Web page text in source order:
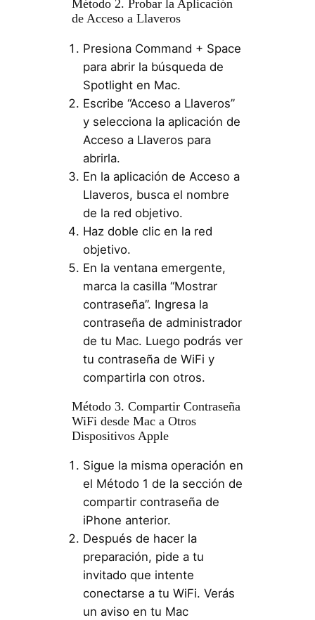
Método 2. Probar la Aplicación
de Acceso a Llaveros
Presiona Command + Space
para abrir la búsqueda de
Spotlight en Mac.
Escribe “Acceso a Llaveros”
y selecciona la aplicación de
Acceso a Llaveros para
abrirla.
En la aplicación de Acceso a
Llaveros, busca el nombre
de la red objetivo.
Haz doble clic en la red
objetivo.
En la ventana emergente,
marca la casilla “Mostrar
contraseña”. Ingresa la
contraseña de administrador
de tu Mac. Luego podrás ver
tu contraseña de WiFi y
compartirla con otros.
Método 3. Compartir Contraseña
WiFi desde Mac a Otros
Dispositivos Apple
Sigue la misma operación en
el Método 1 de la sección de
compartir contraseña de
iPhone anterior.
Después de hacer la
preparación, pide a tu
invitado que intente
conectarse a tu WiFi. Verás
un aviso en tu Mac